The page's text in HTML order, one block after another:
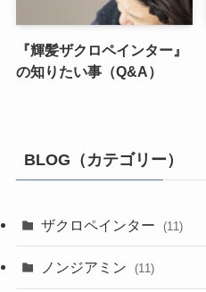
『輝髪ザクロペインター』
の知りたい事（Q&A）
BLOG（カテゴリー）
ザクロペインター (11)
ノンジアミン (11)